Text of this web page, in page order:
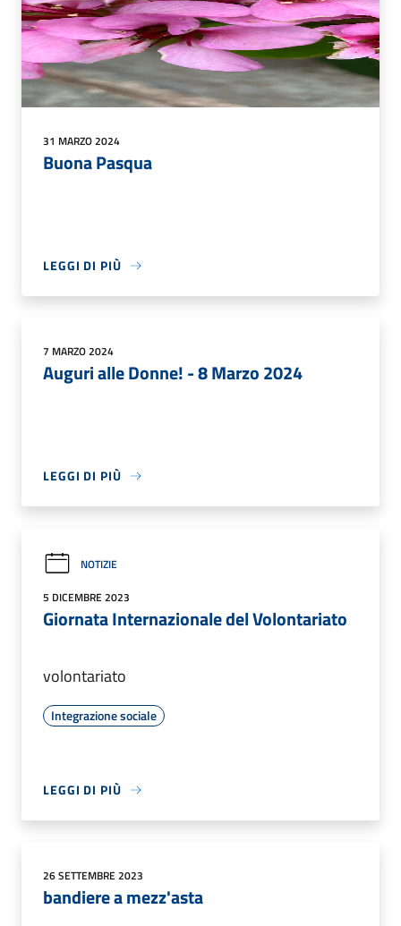
31 MARZO 2024
Buona Pasqua
LEGGI DI PIÙ
7 MARZO 2024
Auguri alle Donne! - 8 Marzo 2024
LEGGI DI PIÙ
NOTIZIE
5 DICEMBRE 2023
Giornata Internazionale del Volontariato
volontariato
Integrazione sociale
LEGGI DI PIÙ
26 SETTEMBRE 2023
bandiere a mezz'asta